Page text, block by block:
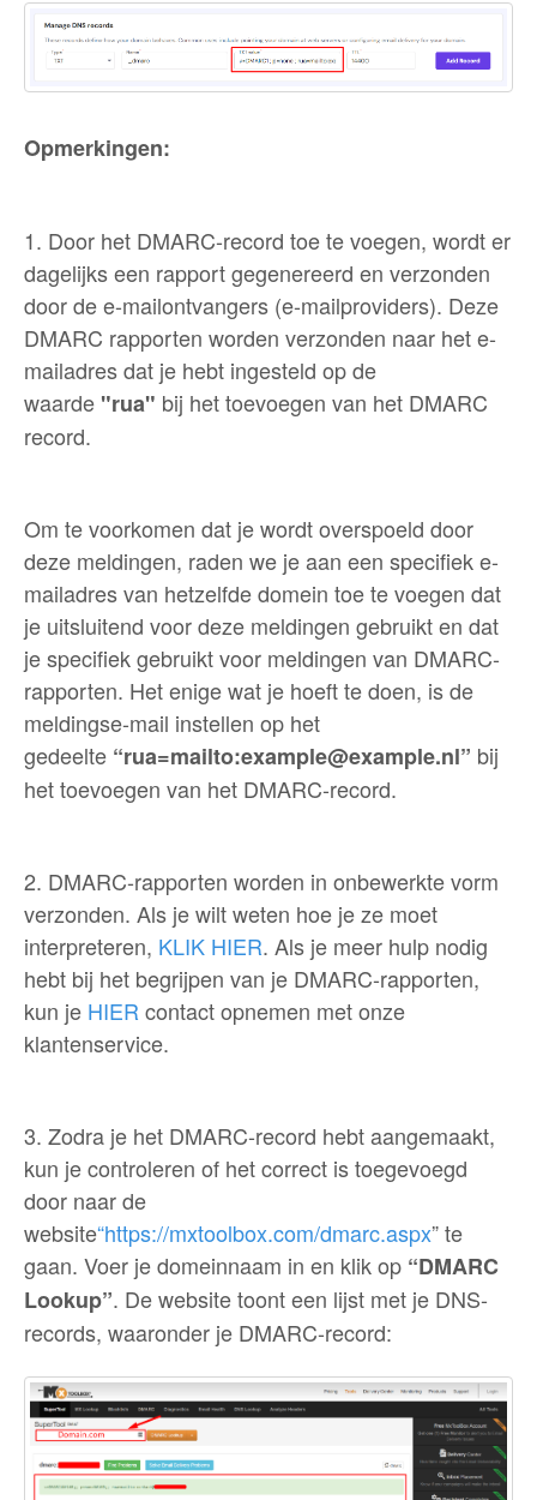
Opmerkingen:
1. Door het DMARC-record toe te voegen, wordt er
dagelijks een rapport gegenereerd en verzonden
door de e-mailontvangers (e-mailproviders). Deze
DMARC rapporten worden verzonden naar het e-
mailadres dat je hebt ingesteld op de
waarde "rua" bij het toevoegen van het DMARC
record.
Om te voorkomen dat je wordt overspoeld door
deze meldingen, raden we je aan een specifiek e-
mailadres van hetzelfde domein toe te voegen dat
je uitsluitend voor deze meldingen gebruikt en dat
je specifiek gebruikt voor meldingen van DMARC-
rapporten. Het enige wat je hoeft te doen, is de
meldingse-mail instellen op het
gedeelte “rua=mailto:example@example.nl” bij
het toevoegen van het DMARC-record.
2. DMARC-rapporten worden in onbewerkte vorm
verzonden. Als je wilt weten hoe je ze moet
interpreteren, KLIK HIER. Als je meer hulp nodig
hebt bij het begrijpen van je DMARC-rapporten,
kun je HIER contact opnemen met onze
klantenservice.
3. Zodra je het DMARC-record hebt aangemaakt,
kun je controleren of het correct is toegevoegd
door naar de
website“https://mxtoolbox.com/dmarc.aspx” te
gaan. Voer je domeinnaam in en klik op “DMARC
Lookup”. De website toont een lijst met je DNS-
records, waaronder je DMARC-record: